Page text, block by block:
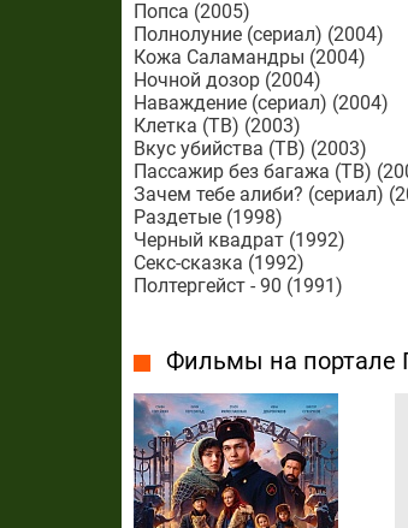
Попса (2005)
Полнолуние (сериал) (2004)
Кожа Саламандры (2004)
Ночной дозор (2004)
Наваждение (сериал) (2004)
Клетка (ТВ) (2003)
Вкус убийства (ТВ) (2003)
Пассажир без багажа (ТВ)
Зачем тебе алиби? (сериал)
Раздетые (1998)
Черный квадрат (1992)
Секс-сказка (1992)
Полтергейст - 90 (1991)
Фильмы на портале